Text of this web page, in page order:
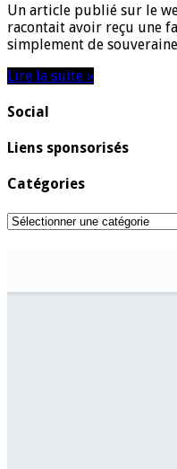
Un article publié sur le
racontait avoir reçu une
simplement de
Lire la suite »
Social
Liens sponsorisés
Catégories
Catégories